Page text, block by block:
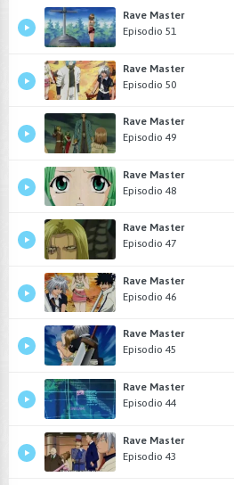
Rave Master
Episodio 51
Rave Master
Episodio 50
Rave Master
Episodio 49
Rave Master
Episodio 48
Rave Master
Episodio 47
Rave Master
Episodio 46
Rave Master
Episodio 45
Rave Master
Episodio 44
Rave Master
Episodio 43